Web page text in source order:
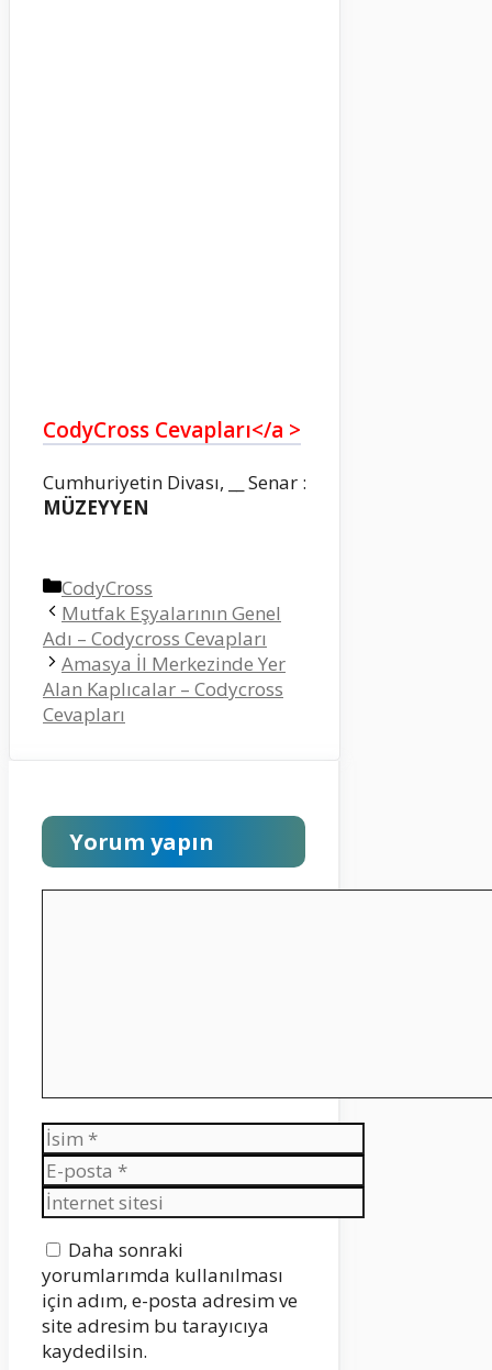
CodyCross Cevapları</a >
Cumhuriyetin Divası, __ Senar :
MÜZEYYEN
Kategoriler
CodyCross
Mutfak Eşyalarının Genel
Adı – Codycross Cevapları
Amasya İl Merkezinde Yer
Alan Kaplıcalar – Codycross
Cevapları
Yorum yapın
İsim
E-
posta
İnternet
sitesi
Daha sonraki
yorumlarımda kullanılması
için adım, e-posta adresim ve
site adresim bu tarayıcıya
kaydedilsin.